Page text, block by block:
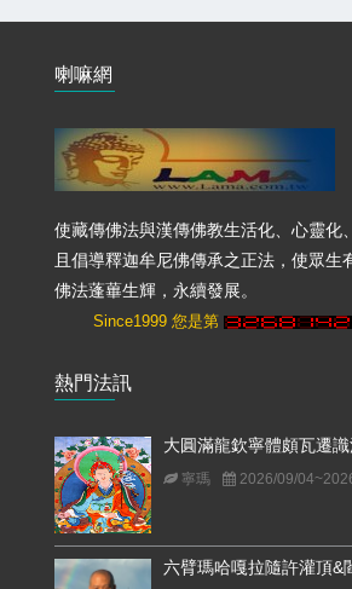
喇嘛網
使藏傳佛法與漢傳佛教生活化、心靈化
且倡導釋迦牟尼佛傳承之正法，使眾生
佛法蓬蓽生輝，永續發展。
Since1999 您是第
熱門法訊
大圓滿龍欽寧體頗瓦遷
寧瑪 2026/09/
六臂瑪哈嘎拉隨許灌頂&